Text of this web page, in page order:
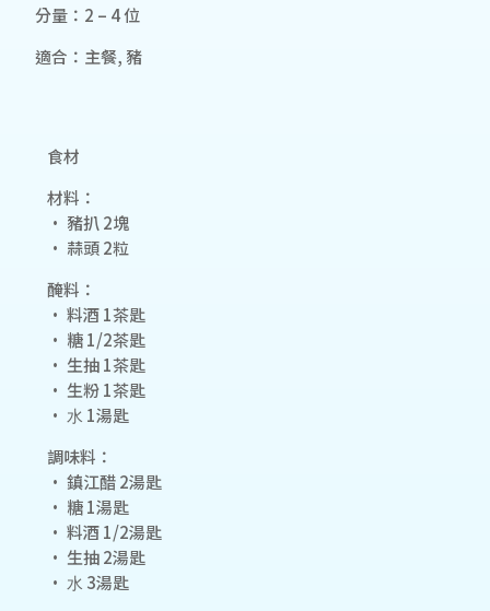
分量：2 – 4 位
適合：主餐, 豬
食材
材料：
• 豬扒 2塊
• 蒜頭 2粒
醃料：
• 料酒 1茶匙
• 糖 1/2茶匙
• ⽣抽 1茶匙
• ⽣粉 1茶匙
• ⽔ 1湯匙
調味料：
• 鎮江醋 2湯匙
• 糖 1湯匙
• 料酒 1/2湯匙
• ⽣抽 2湯匙
• ⽔ 3湯匙